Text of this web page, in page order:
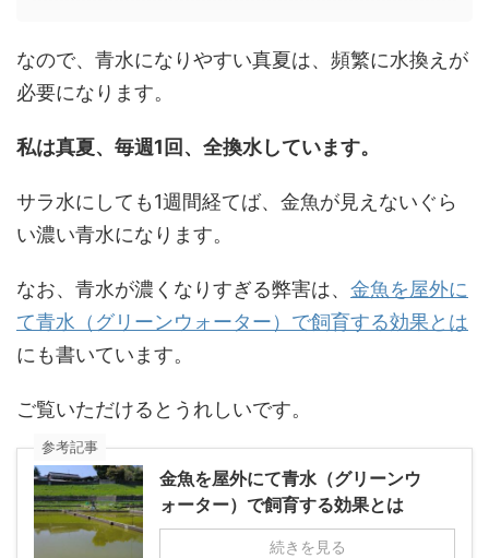
なので、青水になりやすい真夏は、頻繁に水換えが
必要になります。
私は真夏、毎週1回、全換水しています。
サラ水にしても1週間経てば、金魚が見えないぐら
い濃い青水になります。
なお、青水が濃くなりすぎる弊害は、 金魚を屋外に
て青水（グリーンウォーター）で飼育する効果とは
にも書いています。
ご覧いただけるとうれしいです。
参考記事
金魚を屋外にて青水（グリーンウ
ォーター）で飼育する効果とは
続きを見る